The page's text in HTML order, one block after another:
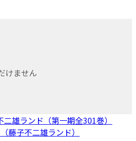
けません
二雄ランド（第一期全301巻）
藤子不二雄ランド）